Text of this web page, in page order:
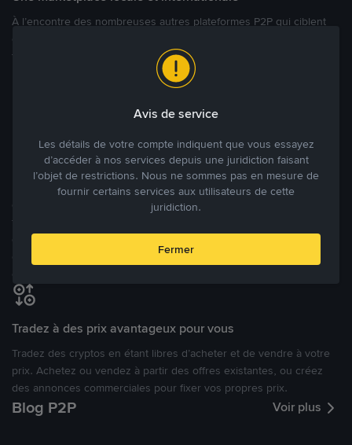
À l’encontre des nombreuses autres plateformes P2P qui ciblent
trading véritablement internationale grâce à plus de 70 monnaies
Bénéficiant de la confiance de millions d’utilisateurs dans le
monde, Binance P2P fournit une plateforme sécurisée pour la
réalisation de trades en cryptomonnaies dans plus de 800 modes
de paiement et plus de 100 monnaies fiat. Les utilisateurs peuvent
facilement acheter, vendre et trader des cryptomonnaies
directement avec d’autres utilisateurs, tout en définissant leurs prix
et leurs modes de paiement préférés sur une Marketplace de
Tradez à des prix avantageux pour vous
Tradez des cryptos en étant libres d’acheter et de vendre à votre
prix. Achetez ou vendez à partir des offres existantes, ou créez
des annonces commerciales pour fixer vos propres prix.
Blog P2P Voir plus
Avis de service
Les détails de votre compte indiquent que vous essayez
d’accéder à nos services depuis une juridiction faisant
l’objet de restrictions. Nous ne sommes pas en mesure de
fournir certains services aux utilisateurs de cette
juridiction.
Fermer